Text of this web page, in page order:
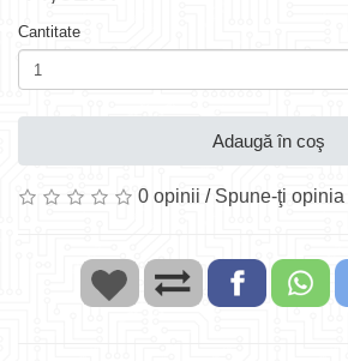
Cantitate
Adaugă în coş
0 opinii / Spune-ţi opinia